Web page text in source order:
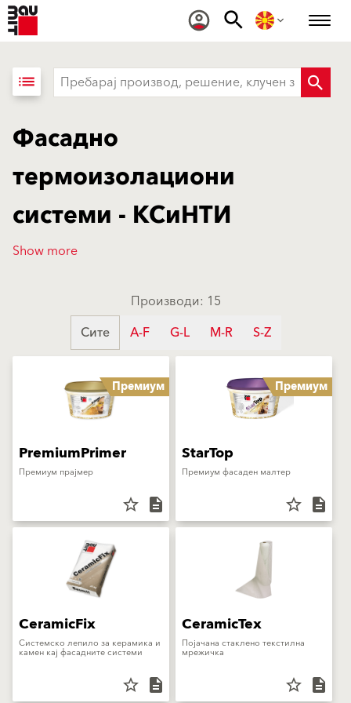
list
Фасадно
термоизолациони
системи - КСиНТИ
Show more
Производи: 15
Сите
A-F G-L M-R S-Z
Премиум
PremiumPrimer
Премиум прајмер
star_border description
Премиум
StarTop
Премиум фасаден малтер
star_border description
CeramicFix
Системско лепило за керамика и
камен кај фасадните системи
star_border description
CeramicTex
Појачана стаклено текстилна
мрежичка
star_border description